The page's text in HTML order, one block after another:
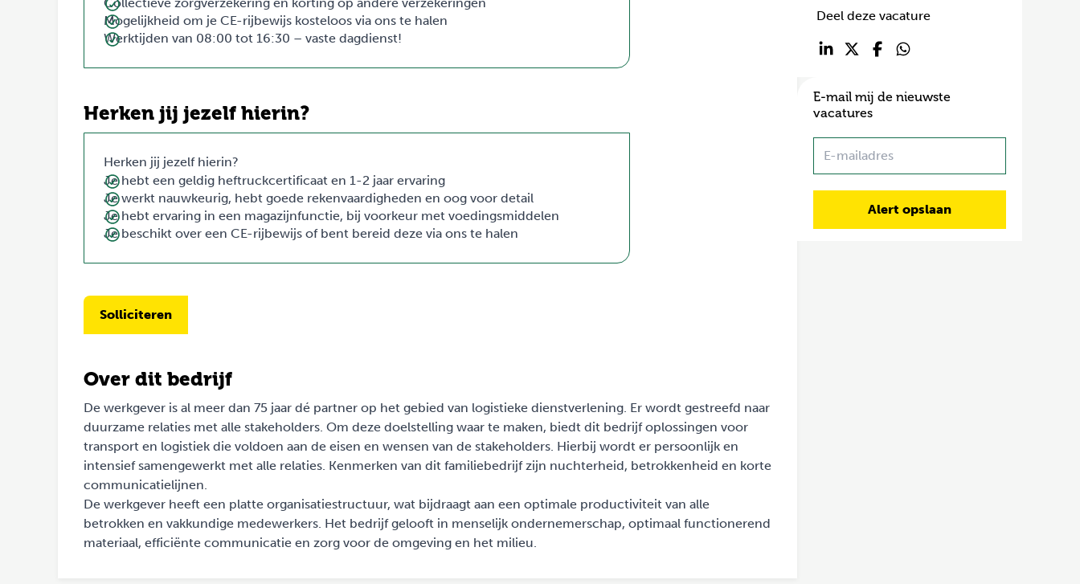
Mogelijkheid om je CE-rijbewijs kosteloos via ons te halen
Werktijden van 08:00 tot 16:30 – vaste dagdienst!
Herken jij jezelf hierin?
Herken jij jezelf hierin?
Je hebt een geldig heftruckcertificaat en 1-2 jaar ervaring
Je werkt nauwkeurig, hebt goede rekenvaardigheden en oog voor detail
Je hebt ervaring in een magazijnfunctie, bij voorkeur met voedingsmiddelen
Je beschikt over een CE-rijbewijs of bent bereid deze via ons te halen
Solliciteren
Over dit bedrijf
De werkgever is al meer dan 75 jaar dé partner op het gebied van logistieke dienstverlening. Er wordt gestreefd naar
duurzame relaties met alle stakeholders. Om deze doelstelling waar te maken, biedt dit bedrijf oplossingen voor
transport en logistiek die voldoen aan de eisen en wensen van de stakeholders. Hierbij wordt er persoonlijk en
intensief samengewerkt met alle relaties. Kenmerken van dit familiebedrijf zijn nuchterheid, betrokkenheid en korte
communicatielijnen.
De werkgever heeft een platte organisatiestructuur, wat bijdraagt aan een optimale productiviteit van alle
betrokken en vakkundige medewerkers. Het bedrijf gelooft in menselijk ondernemerschap, optimaal functionerend
materiaal, efficiënte communicatie en zorg voor de omgeving en het milieu.
Deel deze vacature
E-mail mij de nieuwste
vacatures